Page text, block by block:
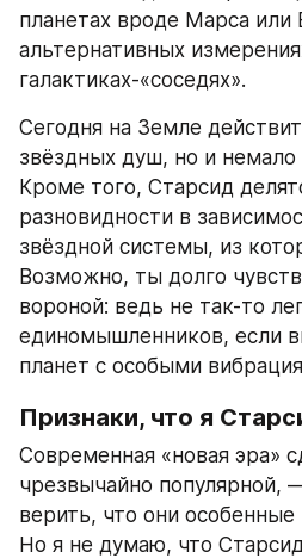
планетах вроде Марса или
альтернативных
галактиках-«соседях».
Сегодня на Земле
звёздных душ, но и
Кроме того, Старсид
разновидности в
звёздной системы, из
Возможно, ты долго
вороной: ведь не так-то
единомышленников, если
планет с особыми
Признаки, что я
Современная «новая эра»
чрезвычайно популярной,
верить, что они особенные
Но я не думаю, что